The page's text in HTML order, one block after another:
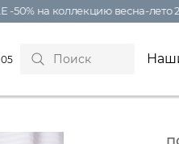
на коллекцию весна-лето